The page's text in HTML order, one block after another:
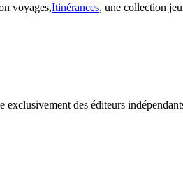
voyages,Itinérances, une collection
des éditeurs